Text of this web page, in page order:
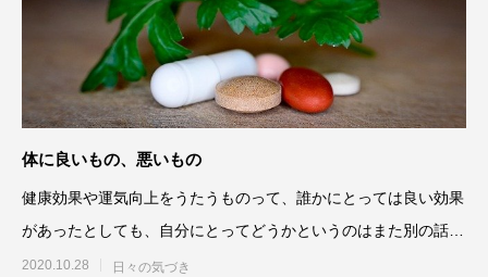
体に良いもの、悪いもの
健康効果や運気向上をうたうものって、誰かにとっては良い効果
があったとしても、自分にとってどうかというのはまた別の話で
すから、手を出す前に、注
2020.10.28 日々の気づき